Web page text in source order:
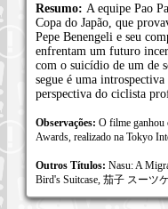
Resumo: A equipe Pao
Copa do Japão, que
Pepe Benengeli e seu
enfrentam um futuro
com o suicídio de um de
segue é uma
perspectiva do ciclista
Observações: O filme ganhou
Awards, realizado na Tokyo
Outros Títulos: Nasu: A
Bird's Suitcase, 茄子 スーツ